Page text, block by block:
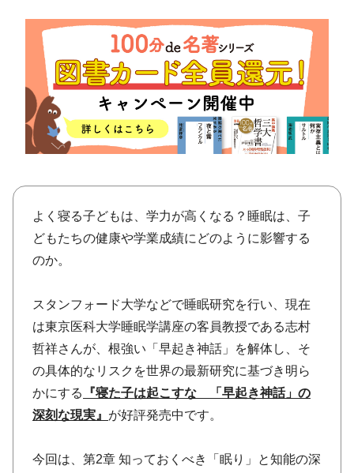
読む 教養 NHK出版新書
NHKブックス 100分de名著
作品 その他
きょうの レシピ
ABOUT
keyword
よく寝る子どもは、学力が高くなる？睡眠は、子
どもたちの健康や学業成績にどのように影響する
のか。
スタンフォード大学などで睡眠研究を行い、現在
は東京医科大学睡眠学講座の客員教授である志村
哲祥さんが、根強い「早起き神話」を解体し、そ
の具体的なリスクを世界の最新研究に基づき明ら
かにする
『寝た子は起こすな 「早起き神話」の
深刻な現実』 が好評発売中です。
今回は、第2章 知っておくべき「眠り」と知能の深